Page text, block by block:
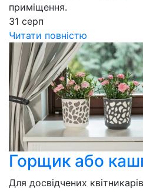
приміщення.
31 серп
Читати повністю
Горщик або
Для досвідчених